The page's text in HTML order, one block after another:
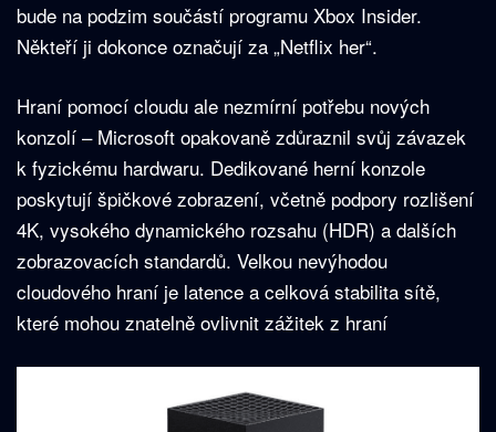
bude na podzim součástí programu Xbox Insider.
Někteří ji dokonce označují za „Netflix her“.
Hraní pomocí cloudu ale nezmírní potřebu nových
konzolí – Microsoft opakovaně zdůraznil svůj závazek
k fyzickému hardwaru. Dedikované herní konzole
poskytují špičkové zobrazení, včetně podpory rozlišení
4K, vysokého dynamického rozsahu (HDR) a dalších
zobrazovacích standardů. Velkou nevýhodou
cloudového hraní je latence a celková stabilita sítě,
které mohou znatelně ovlivnit zážitek z hraní